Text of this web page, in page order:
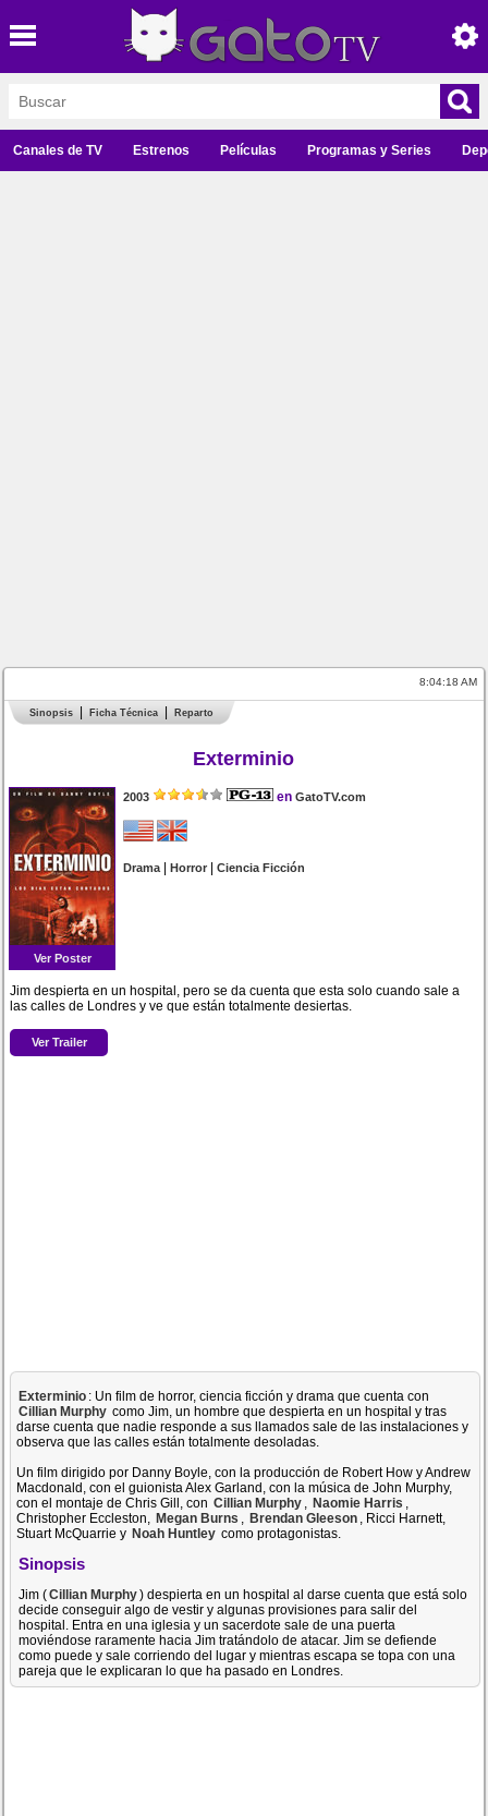
Canales de TV Estrenos Películas Programas y Series
8:04:18 AM
Sinopsis Ficha Técnica Reparto
Exterminio
Ver Poster
2003 en GatoTV.com
Drama|Horror |Ciencia Ficción
Jim despierta en un hospital, pero se da cuenta que esta solo cuando sale a
las calles de Londres y ve que están totalmente desiertas.
Ver Trailer
Exterminio : Un film de horror, ciencia ficción y drama que cuenta con
Cillian Murphy como Jim, un hombre que despierta en un hospital y tras
darse cuenta que nadie responde a sus llamados sale de las instalaciones y
observa que las calles están totalmente desoladas.
Un film dirigido por Danny Boyle, con la producción de Robert How y Andrew
Macdonald, con el guionista Alex Garland, con la música de John Murphy,
con el montaje de Chris Gill, con Cillian Murphy , Naomie Harris ,
Christopher Eccleston, Megan Burns , Brendan Gleeson , Ricci Harnett,
Stuart McQuarrie y Noah Huntley como protagonistas.
Sinopsis
Jim (Cillian Murphy) despierta en un hospital al darse cuenta que está solo
decide conseguir algo de vestir y algunas provisiones para salir del
hospital. Entra en una iglesia y un sacerdote sale de una puerta
moviéndose raramente hacia Jim tratándolo de atacar. Jim se defiende
como puede y sale corriendo del lugar y mientras escapa se topa con una
pareja que le explicaran lo que ha pasado en Londres.